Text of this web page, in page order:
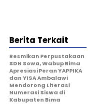
Berita Terkait
Resmikan Perpustakaan
SDN Sowa, Wabup Bima
Apresiasi Peran YAPPIKA
dan YISA Ambalawi
Mendorong Literasi
Numerasi Siswa di
Kabupaten Bima